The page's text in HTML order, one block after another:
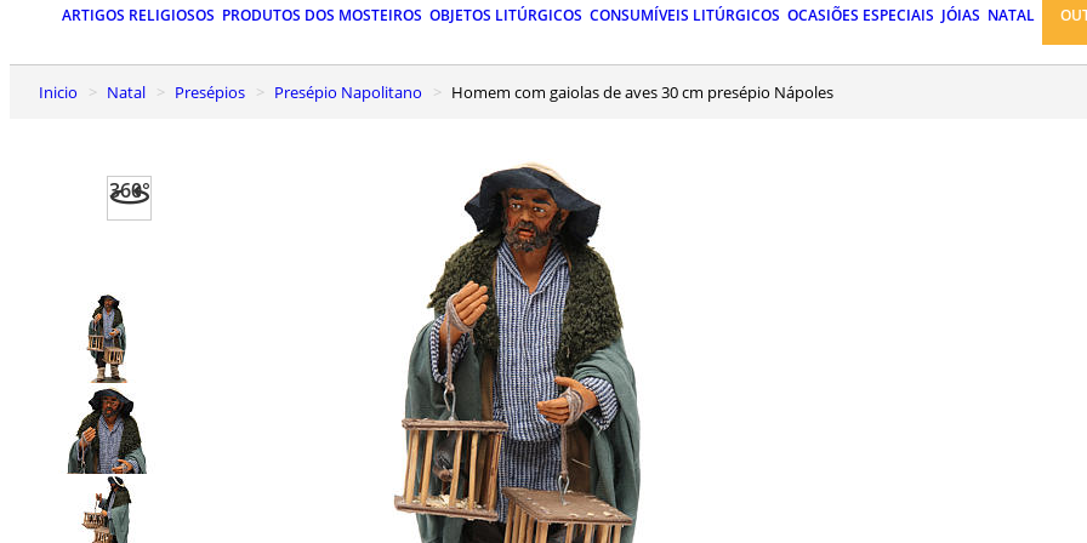
ARTIGOS RELIGIOSOS PRODUTOS DOS MOSTEIROS OBJETOS LITÚRGICOS CONSUMÍVEIS LITÚRGICOS OCASIÕES ESPECIAIS JÓIAS NATAL
Inicio Natal Presépios Presépio Napolitano Homem com gaiolas de aves 30 cm presépio Nápoles
360°